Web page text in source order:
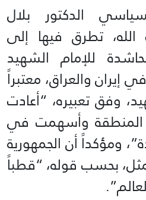
الدكتور بلال
تطرق فيها إلى
للإمام الشهيد
والعراق، معتبراً
وفق تعبيره، “أعادت
وأسهمت في
ومؤكداً أن الجمهورية
تمثل، بحسب قوله، “قطباً